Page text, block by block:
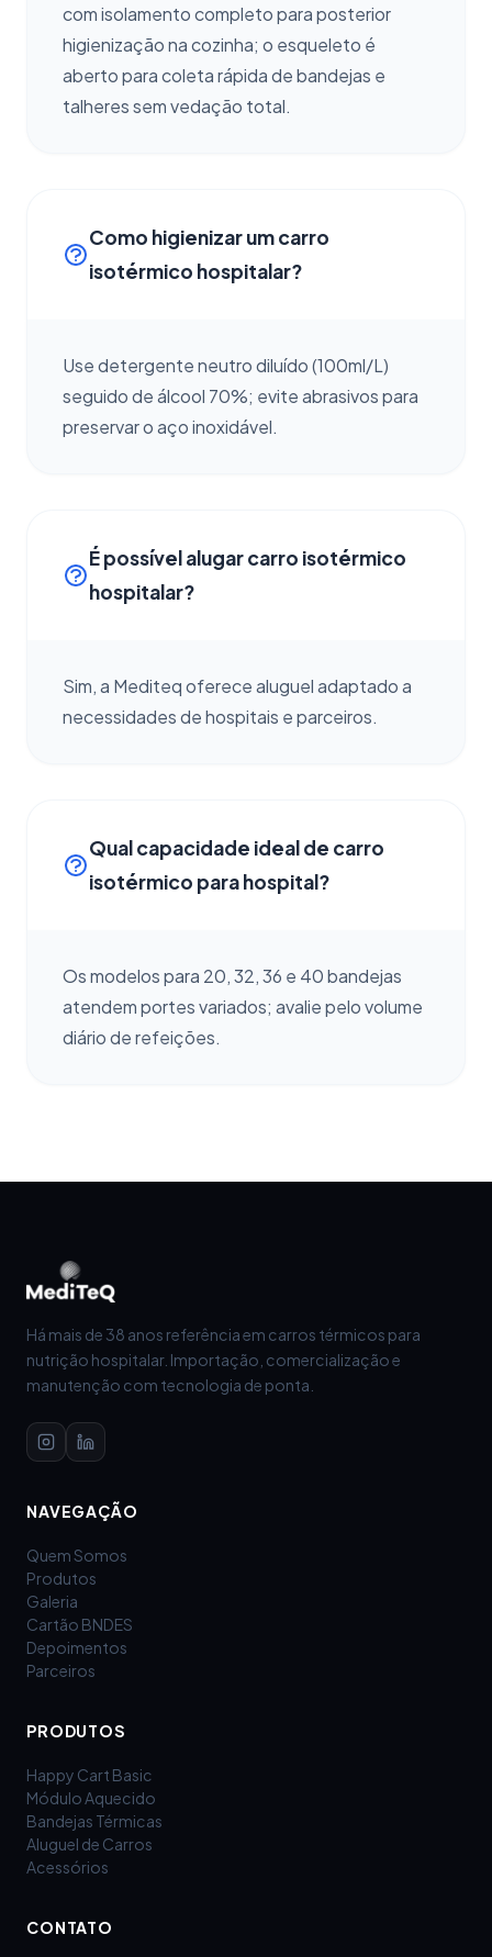
com isolamento completo para posterior
higienização na cozinha; o esqueleto é
aberto para coleta rápida de bandejas e
talheres sem vedação total.
Como higienizar um carro
isotérmico hospitalar?
Use detergente neutro diluído (100ml/L)
seguido de álcool 70%; evite abrasivos para
preservar o aço inoxidável.
É possível alugar carro isotérmico
hospitalar?
Sim, a Mediteq oferece aluguel adaptado a
necessidades de hospitais e parceiros.
Qual capacidade ideal de carro
isotérmico para hospital?
Os modelos para 20, 32, 36 e 40 bandejas
atendem portes variados; avalie pelo volume
diário de refeições.
Há mais de 38 anos referência em carros térmicos para
nutrição hospitalar. Importação, comercialização e
manutenção com tecnologia de ponta.
NAVEGAÇÃO
Quem Somos
Produtos
Galeria
Cartão BNDES
Depoimentos
Parceiros
PRODUTOS
Happy Cart Basic
Módulo Aquecido
Bandejas Térmicas
Aluguel de Carros
Acessórios
CONTATO